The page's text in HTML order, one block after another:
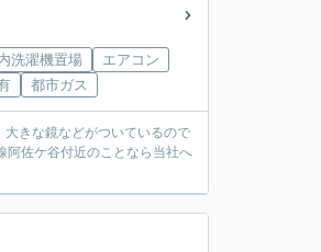
洗濯機置場
エアコン
都市ガス
きな鏡などがついているので
阿佐ケ谷付近のことなら当社へ